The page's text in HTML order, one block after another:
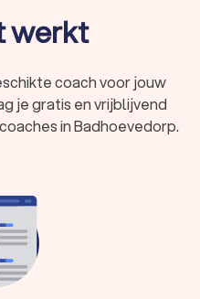
werkt
coach voor jouw
je gratis en vrijblijvend
in Badhoevedorp.